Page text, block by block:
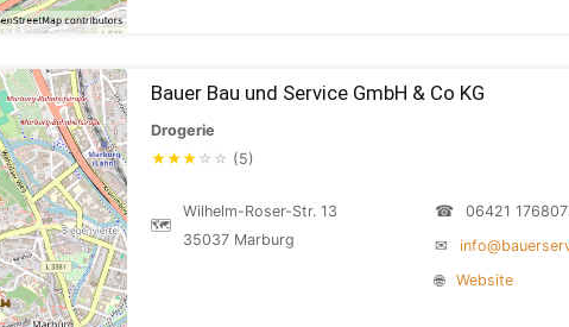
Bauer Bau und Service GmbH & Co KG
Drogerie
★★★ ☆ ☆ (5)
🗺
Wilhelm-Roser-Str. 13
35037 Marburg
☎
06421
✉
🌐
Website